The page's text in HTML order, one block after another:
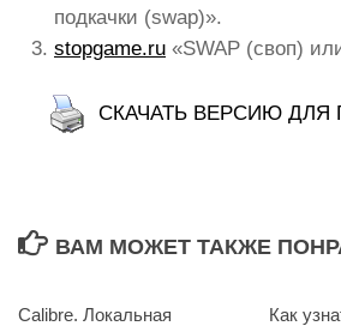
подкачки (swap)».
stopgame.ru «SWAP (своп)
СКАЧАТЬ ВЕРСИЮ ДЛЯ
ВАМ МОЖЕТ ТАКЖЕ
Calibre. Локальная
Как